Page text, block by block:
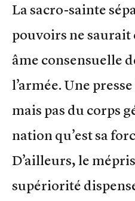
La sacro-sainte
pouvoirs ne
âme consensuelle
l’armée. Une
mais pas du corps
nation qu’est sa
D’ailleurs, le
supériorité